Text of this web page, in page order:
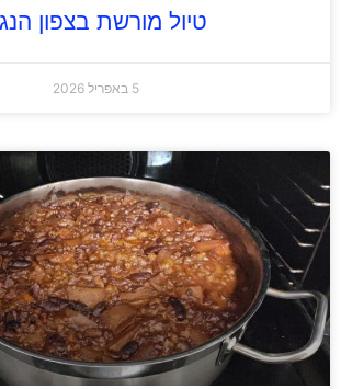
טיול מורשת בצפון
5 באפריל 2026